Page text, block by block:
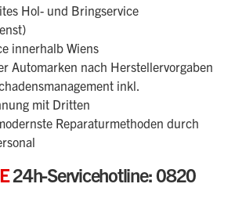
Hol- und Bringservice
innerhalb Wiens
Automarken nach Herstellervorgaben
inkl.
mit Dritten
Reparaturmethoden durch
24h-Servicehotline: 0820